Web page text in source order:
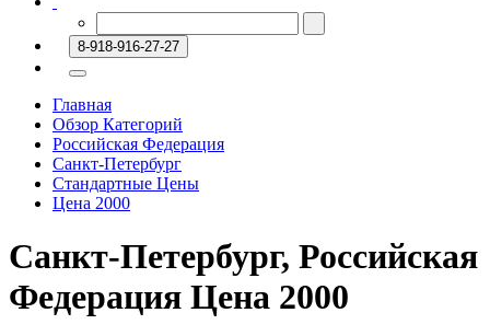
8-918-916-27-27
Главная
Обзор Категорий
Российская Федерация
Санкт-Петербург
Стандартные Цены
Цена 2000
Санкт-Петербург, Российская
Федерация Цена 2000